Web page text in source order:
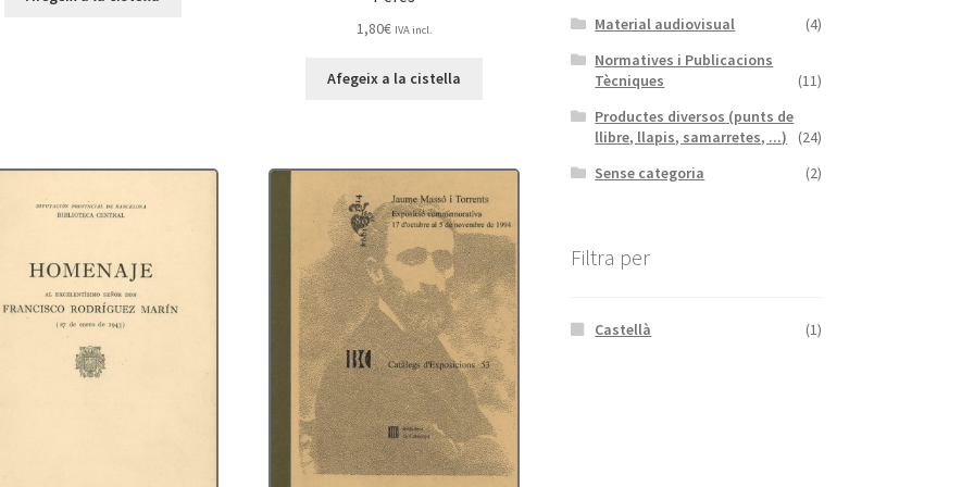
1,80€ IVA incl.
Afegeix a la cistella
Material audiovisual
(4)
Normatives i Publicacions
Tècniques
(11)
Productes diversos (punts de
llibre, llapis, samarretes, ...)
(24)
Sense categoria
(2)
Filtra per
Castellà (1)